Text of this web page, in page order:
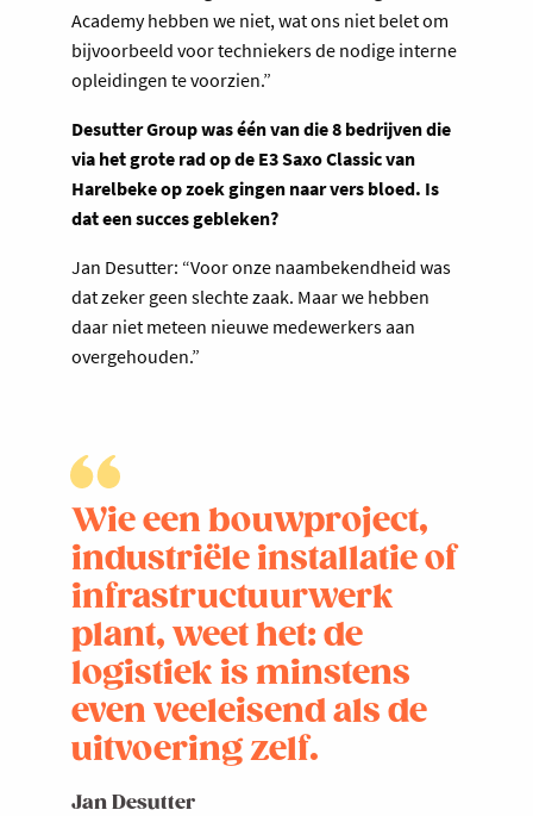
Academy hebben we niet, wat ons niet belet om
bijvoorbeeld voor techniekers de nodige interne
opleidingen te voorzien.”
Desutter Group was één van die 8 bedrijven die
via het grote rad op de E3 Saxo Classic van
Harelbeke op zoek gingen naar vers bloed. Is
dat een succes gebleken?
Jan Desutter: “Voor onze naambekendheid was
dat zeker geen slechte zaak. Maar we hebben
daar niet meteen nieuwe medewerkers aan
overgehouden.”
Wie een bouwproject,
industriële installatie of
infrastructuurwerk
plant, weet het: de
logistiek is minstens
even veeleisend als de
uitvoering zelf.
Jan Desutter